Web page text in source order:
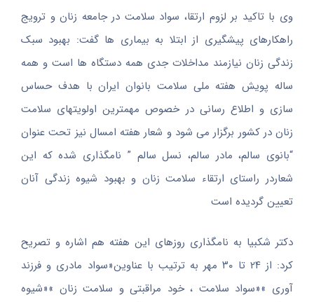
وی با تاکید بر لزوم ارتقا، سواد سلامت در جامعه زنان و ترویج
راهکارهای پیشگیری از ابتلا به بیماری ها گفت: بهبود سبک
زندگی زنان نیازمند مداخلات جدی همه دستگاه ها است و همه
ساله پویش هفته ملی سلامت بانوان ایران با هدف حساس
سازی و اطلاع رسانی در خصوص مهمترین اولویتهای سلامت
زنان در کشور برگزار می شود و شعار هفته امسال نیز تحت عنوان
“بانوی سالم، مادر سالم، نسل سالم ” نامگذاری شده که این
شعاردر راستای ارتقاء سلامت زنان و بهبود شیوه زندگی آنان
تعیین گردیده است
دکتر شکبیا به نامگذاری روزهای این هفته هم اشاره و تصریح
کرد: از ۲۴ تا ۳۰ مهر به ترتیب با عناوین«سواد مادری و فرزند
آوری »«سواد سلامت ، خود مراقبتی و سلامت زنان »«شیوه